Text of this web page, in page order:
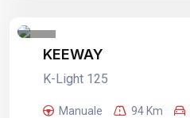
KEEWAY
K-Light 125
Manuale 94 Km